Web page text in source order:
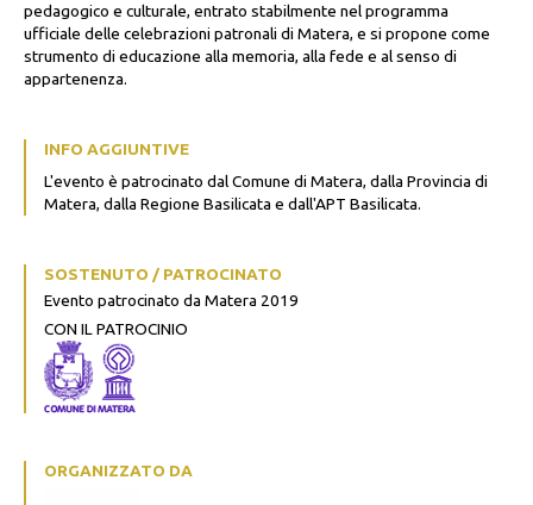
pedagogico e culturale, entrato stabilmente nel programma
ufficiale delle celebrazioni patronali di Matera, e si propone come
strumento di educazione alla memoria, alla fede e al senso di
appartenenza.
INFO AGGIUNTIVE
L'evento è patrocinato dal Comune di Matera, dalla Provincia di
Matera, dalla Regione Basilicata e dall'APT Basilicata.
SOSTENUTO / PATROCINATO
Evento patrocinato da Matera 2019
CON IL PATROCINIO
ORGANIZZATO DA